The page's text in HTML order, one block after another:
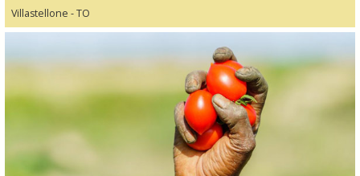
Villastellone - TO